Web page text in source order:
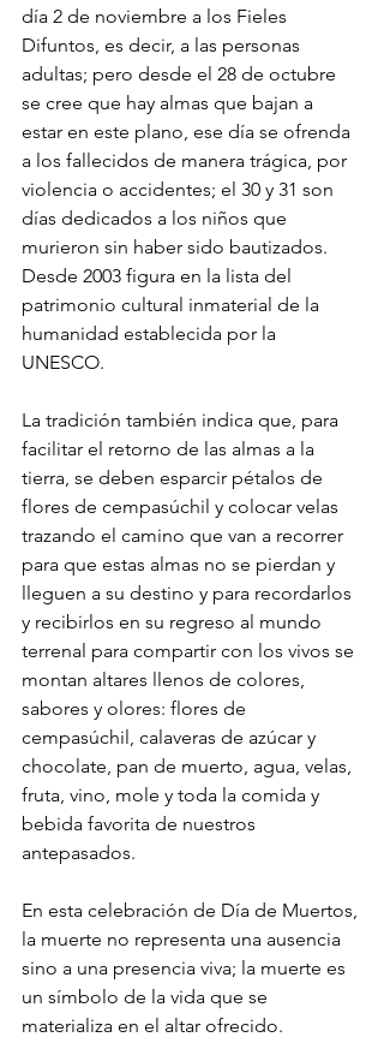
día 2 de noviembre a los Fieles
Difuntos, es decir, a las personas
adultas; pero desde el 28 de octubre
se cree que hay almas que bajan a
estar en este plano, ese día se ofrenda
a los fallecidos de manera trágica, por
violencia o accidentes; el 30 y 31 son
días dedicados a los niños que
murieron sin haber sido bautizados.
Desde 2003 figura en la lista del
patrimonio cultural inmaterial de la
humanidad establecida por la
UNESCO.
La tradición también indica que, para
facilitar el retorno de las almas a la
tierra, se deben esparcir pétalos de
flores de cempasúchil y colocar velas
trazando el camino que van a recorrer
para que estas almas no se pierdan y
lleguen a su destino y para recordarlos
y recibirlos en su regreso al mundo
terrenal para compartir con los vivos se
montan altares llenos de colores,
sabores y olores: flores de
cempasúchil, calaveras de azúcar y
chocolate, pan de muerto, agua, velas,
fruta, vino, mole y toda la comida y
bebida favorita de nuestros
antepasados.
En esta celebración de Día de Muertos,
la muerte no representa una ausencia
sino a una presencia viva; la muerte es
un símbolo de la vida que se
materializa en el altar ofrecido.